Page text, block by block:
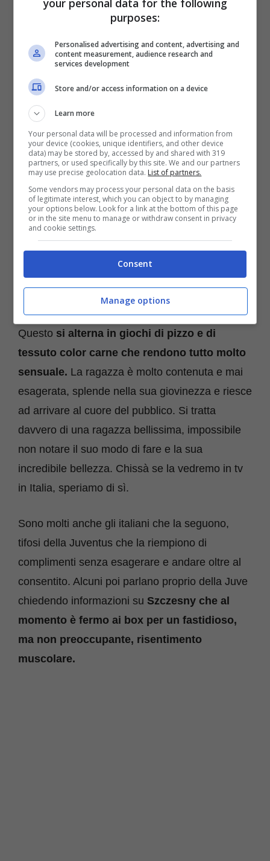
un completino intimo in due pezzi.
Questo si alterna in giochi di pizzo e di
tessuto color carne che rendono tutto molto
sensuale. La ragazza è molto contenuta e mai
esagerata, splende nella sua giovinezza e riesce
ad arrivare al cuore del pubblico. Si tratta
davvero di una ragazza bellissima, impossibile
non notare il suo modo di fare e la sua
incredibile bellezza. Chissà se la vedremo in tv
in Italia, speriamo di sì.
Sono molti anche gli italiani che la seguono,
tifosi della Juventus che la riempiono di
complimenti senza esagerare e andare oltre al
consentito. Alcuni poi parlano proprio della Juve
chiedendo informazioni su Szczesny che al
momento è fermo ai box per un fastidioso,
ma non preoccupante, risentimento
muscolare.
your personal data for the following
purposes:
Personalised advertising and content, advertising and
content measurement, audience research and
services development
Store and/or access information on a device
Learn more
Your personal data will be processed and information from
your device (cookies, unique identifiers, and other device
data) may be stored by, accessed by and shared with 319
partners, or used specifically by this site. We and our partners
may use precise geolocation data. List of partners.
Some vendors may process your personal data on the basis
of legitimate interest, which you can object to by managing
your options below. Look for a link at the bottom of this page
or in the site menu to manage or withdraw consent in privacy
and cookie settings.
Consent
Manage options